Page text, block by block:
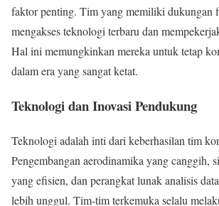
faktor penting. Tim yang memiliki dukungan
mengakses teknologi terbaru dan
Hal ini memungkinkan mereka untuk tetap
dalam era yang sangat ketat.
Teknologi dan Inovasi Pendukung
Teknologi adalah inti dari keberhasilan tim
Pengembangan aerodinamika yang canggih,
yang efisien, dan perangkat lunak analisis
lebih unggul. Tim-tim terkemuka selalu